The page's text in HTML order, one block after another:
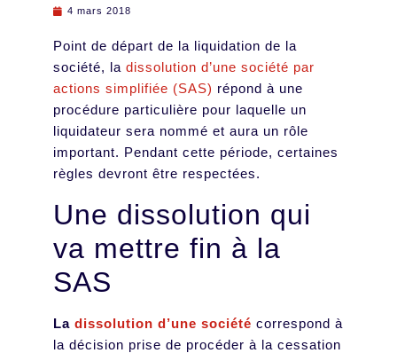
4 mars 2018
Point de départ de la liquidation de la
société, la dissolution d’une société par
actions simplifiée (SAS) répond à une
procédure particulière pour laquelle un
liquidateur sera nommé et aura un rôle
important. Pendant cette période, certaines
règles devront être respectées.
Une dissolution qui
va mettre fin à la
SAS
La dissolution d’une société correspond à
la décision prise de procéder à la cessation